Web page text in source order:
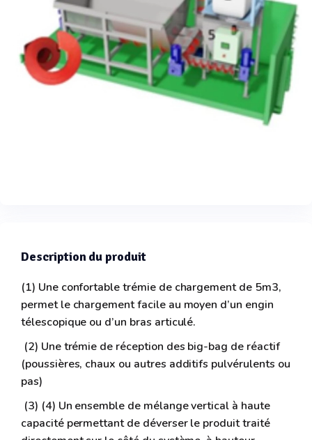
Description du produit
(1) Une confortable trémie de chargement de 5m3,
permet le chargement facile au moyen d’un engin
télescopique ou d’un bras articulé.
(2) Une trémie de réception des big-bag de réactif
(poussières, chaux ou autres additifs pulvérulents ou
pas)
(3) (4) Un ensemble de mélange vertical à haute
capacité permettant de déverser le produit traité